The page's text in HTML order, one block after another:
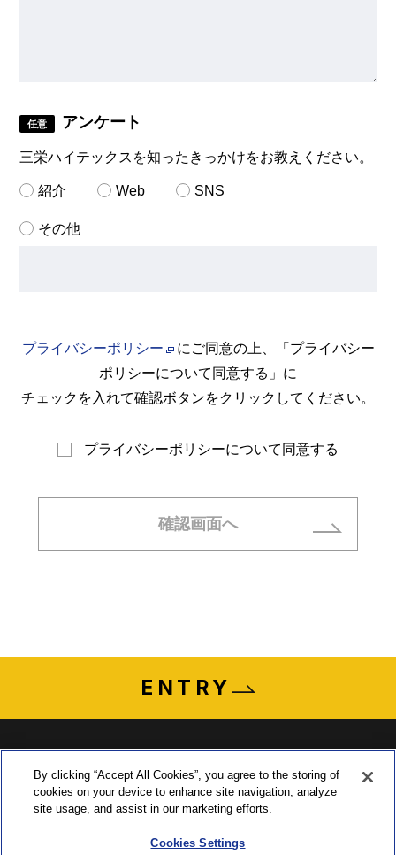
任意 アンケート
三栄ハイテックスを知ったきっかけをお教えください。
紹介 Web SNS
その他
プライバシーポリシー
にご同意の上、「プライバシー
ポリシーについて同意する」に
チェックを入れて確認ボタンをクリックしてください。
プライバシーポリシーについて同意する
確認画面へ
ENTRY
〒435-0015 静岡県浜松市中央区子安町311-3
By clicking “Accept All Cookies”, you agree to the storing of
cookies on your device to enhance site navigation, analyze
site usage, and assist in our marketing efforts.
Cookies Settings